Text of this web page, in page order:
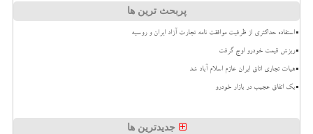
پربحث ترین ها
استفاده حداکثری از ظرفیت موافقت نامه تجارت آزاد ایران و روسیه
ریزش قیمت خودرو اوج گرفت
هیات تجاری اتاق ایران عازم اسلام آباد شد
بک اتفاق عجیب در بازار خودرو
جدیدترین ها